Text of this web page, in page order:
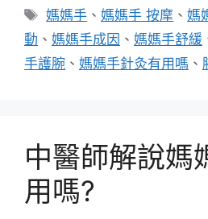
標
籤
媽媽手 、媽媽手 按摩 、媽
動 、 媽媽手成因 、 媽媽手舒緩
手護腕 、 媽媽手針灸有用嗎 、
中醫師解說媽
用嗎?